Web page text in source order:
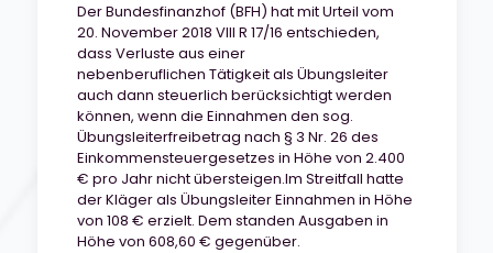
Der Bundesfinanzhof (BFH) hat mit Urteil vom
20. November 2018 VIII R 17/16 entschieden,
dass Verluste aus einer
nebenberuflichen Tätigkeit als Übungsleiter
auch dann steuerlich berücksichtigt werden
können, wenn die Einnahmen den sog.
Übungsleiterfreibetrag nach § 3 Nr. 26 des
Einkommensteuergesetzes in Höhe von 2.400
€ pro Jahr nicht übersteigen.Im Streitfall hatte
der Kläger als Übungsleiter Einnahmen in Höhe
von 108 € erzielt. Dem standen Ausgaben in
Höhe von 608,60 € gegenüber.